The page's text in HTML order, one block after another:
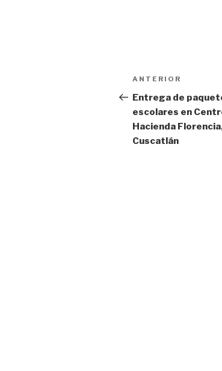
Navegación
de
entradas
Entrada
anterior:
ANTERIOR
Entrega de
escolares en
Hacienda
Cuscatlán